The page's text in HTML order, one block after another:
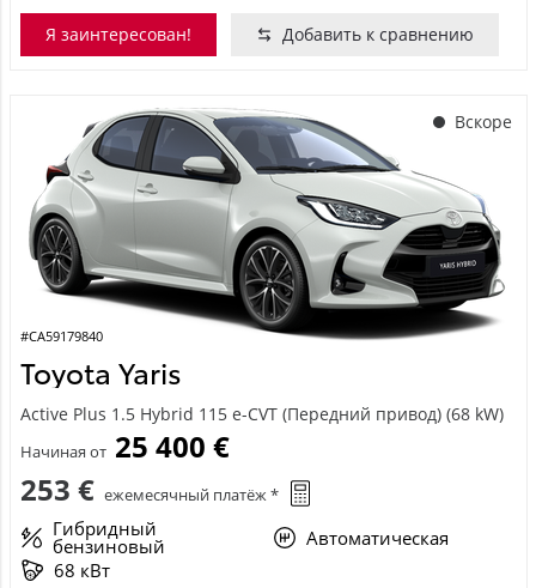
Я заинтересован! Добавить к сравнению
Вскоре
#CA59179840
Toyota Yaris
Active Plus 1.5 Hybrid 115 e-CVT (Передний привод) (68 kW)
Начиная от 25 400 €
253 € ежемесячный платёж *
Гибридный
бензиновый
Автоматическая
68 кВт